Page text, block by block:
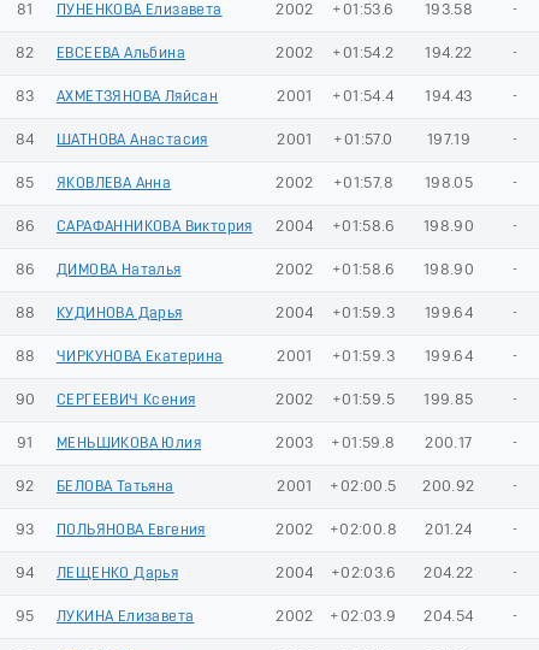
81 ПУНЕНКОВА Елизавета 2002 +01:53.6 193.58 -
82 ЕВСЕЕВА Альбина 2002 +01:54.2 194.22 -
83 АХМЕТЗЯНОВА Ляйсан 2001 +01:54.4 194.43 -
84 ШАТНОВА Анастасия 2001 +01:57.0 197.19 -
85 ЯКОВЛЕВА Анна 2002 +01:57.8 198.05 -
86 САРАФАННИКОВА Виктория 2004 +01:58.6 198.90 -
86 ДИМОВА Наталья 2002 +01:58.6 198.90 -
88 КУДИНОВА Дарья 2004 +01:59.3 199.64 -
88 ЧИРКУНОВА Екатерина 2001 +01:59.3 199.64 -
90 СЕРГЕЕВИЧ Ксения 2002 +01:59.5 199.85 -
91 МЕНЬШИКОВА Юлия 2003 +01:59.8 200.17 -
92 БЕЛОВА Татьяна 2001 +02:00.5 200.92 -
93 ПОЛЬЯНОВА Евгения 2002 +02:00.8 201.24 -
94 ЛЕЩЕНКО Дарья 2004 +02:03.6 204.22 -
95 ЛУКИНА Елизавета 2002 +02:03.9 204.54 -